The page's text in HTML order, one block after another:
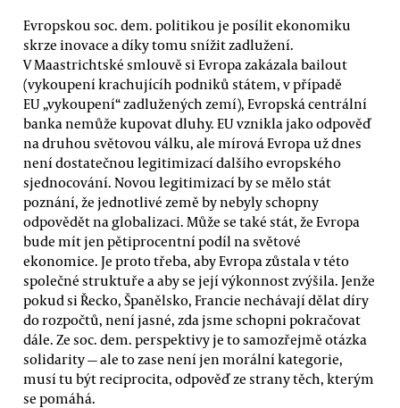
Evropskou soc. dem. politikou je posílit ekonomiku
skrze inovace a díky tomu snížit zadlužení.
V Maastrichtské smlouvě si Evropa zakázala bailout
(vykoupení krachujícíh podniků státem, v případě
EU „vykoupení“ zadlužených zemí), Evropská centrální
banka nemůže kupovat dluhy. EU vznikla jako odpověď
na druhou světovou válku, ale mírová Evropa už dnes
není dostatečnou legitimizací dalšího evropského
sjednocování. Novou legitimizací by se mělo stát
poznání, že jednotlivé země by nebyly schopny
odpovědět na globalizaci. Může se také stát, že Evropa
bude mít jen pětiprocentní podíl na světové
ekonomice. Je proto třeba, aby Evropa zůstala v této
společné struktuře a aby se její výkonnost zvýšila. Jenže
pokud si Řecko, Španělsko, Francie nechávají dělat díry
do rozpočtů, není jasné, zda jsme schopni pokračovat
dále. Ze soc. dem. perspektivy je to samozřejmě otázka
solidarity — ale to zase není jen morální kategorie,
musí tu být reciprocita, odpověď ze strany těch, kterým
se pomáhá.